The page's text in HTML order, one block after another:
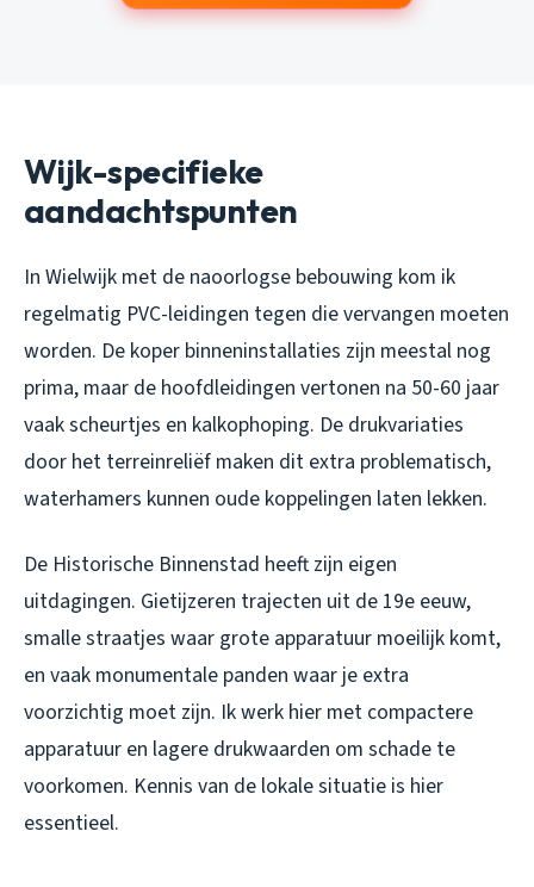
Wijk-specifieke
aandachtspunten
In Wielwijk met de naoorlogse bebouwing kom ik
regelmatig PVC-leidingen tegen die vervangen moeten
worden. De koper binneninstallaties zijn meestal nog
prima, maar de hoofdleidingen vertonen na 50-60 jaar
vaak scheurtjes en kalkophoping. De drukvariaties
door het terreinreliëf maken dit extra problematisch,
waterhamers kunnen oude koppelingen laten lekken.
De Historische Binnenstad heeft zijn eigen
uitdagingen. Gietijzeren trajecten uit de 19e eeuw,
smalle straatjes waar grote apparatuur moeilijk komt,
en vaak monumentale panden waar je extra
voorzichtig moet zijn. Ik werk hier met compactere
apparatuur en lagere drukwaarden om schade te
voorkomen. Kennis van de lokale situatie is hier
essentieel.